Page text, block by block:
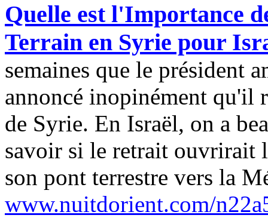
Quelle est l'Importance
Terrain en Syrie pour
semaines que le président
annoncé inopinément qu'il
de Syrie. En Israël, on a
savoir si le retrait ouvrirait
son pont terrestre vers la
www.nuitdorient.com/